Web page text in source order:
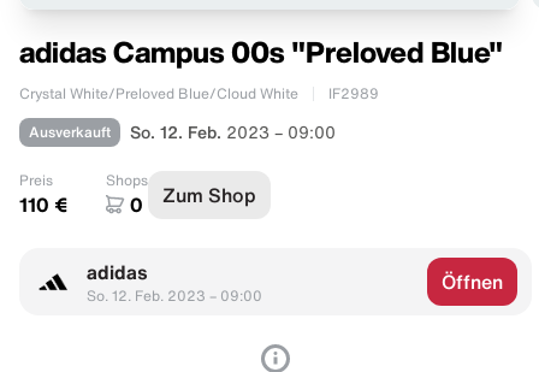
adidas Campus 00s "Preloved Blue"
Crystal White/Preloved Blue/Cloud White IF2989
Ausverkauft So. 12. Feb. 2023 – 09:00
Preis
110 €
Shops
0 Zum Shop
adidas
So. 12. Feb. 2023 – 09:00
Öffnen